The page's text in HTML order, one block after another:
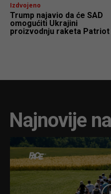
Izdvojeno
Trump najavio da će SAD
omogućiti Ukrajini
proizvodnju raketa Patriot
Najnovije